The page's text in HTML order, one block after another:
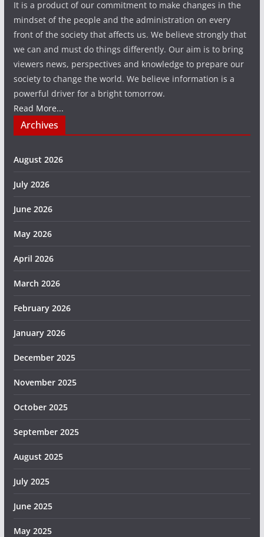
It is a product of our commitment to make changes in the
mindset of the people and the administration on every
front of the society that affects us. We believe strongly that
we can and must do things differently. Our aim is to bring
viewers news, perspectives and knowledge to prepare our
society to change the world. We believe information is a
powerful driver for a bright tomorrow.
Read More...
Archives
August 2026
July 2026
June 2026
May 2026
April 2026
March 2026
February 2026
January 2026
December 2025
November 2025
October 2025
September 2025
August 2025
July 2025
June 2025
May 2025